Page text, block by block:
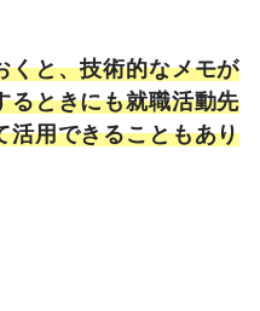
くと、技術的なメモが
るときにも就職活動先
活用できることもあり